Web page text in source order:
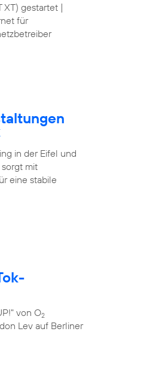
XT) gestartet |
für
in der Eifel und
mit
eine stabile
von O2
Lev auf Berliner